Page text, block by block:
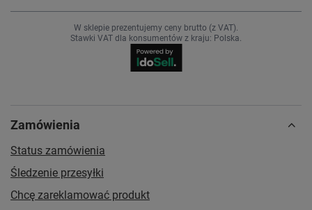
W sklepie prezentujemy ceny brutto (z VAT).
Stawki VAT dla konsumentów z kraju: Polska.
Zamówienia
Status zamówienia
Śledzenie przesyłki
Chcę zareklamować produkt